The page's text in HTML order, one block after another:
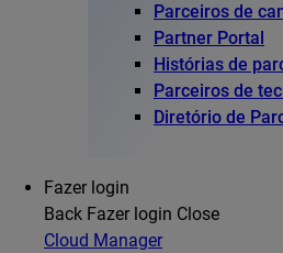
Parceiros de
Partner Portal
Histórias de
Parceiros de
Diretório de
Fazer login
Back Fazer login Close
Cloud Manager